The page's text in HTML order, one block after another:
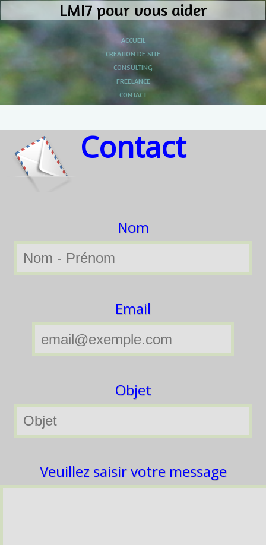
LMI7 pour vous aider
ACCUEIL
CREATION DE SITE
CONSULTING
FREELANCE
CONTACT
Contact
Nom
Email
Objet
Veuillez saisir votre message